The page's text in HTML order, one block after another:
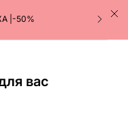
|-50%
вас